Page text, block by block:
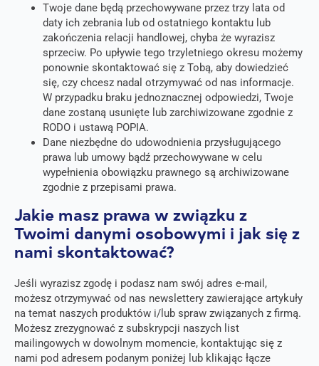
Twoje dane będą przechowywane przez trzy lata od
daty ich zebrania lub od ostatniego kontaktu lub
zakończenia relacji handlowej, chyba że wyrazisz
sprzeciw. Po upływie tego trzyletniego okresu możemy
ponownie skontaktować się z Tobą, aby dowiedzieć
się, czy chcesz nadal otrzymywać od nas informacje.
W przypadku braku jednoznacznej odpowiedzi, Twoje
dane zostaną usunięte lub zarchiwizowane zgodnie z
RODO i ustawą POPIA.
Dane niezbędne do udowodnienia przysługującego
prawa lub umowy bądź przechowywane w celu
wypełnienia obowiązku prawnego są archiwizowane
zgodnie z przepisami prawa.
Jakie masz prawa w związku z
Twoimi danymi osobowymi i jak się z
nami skontaktować?
Jeśli wyrazisz zgodę i podasz nam swój adres e-mail,
możesz otrzymywać od nas newslettery zawierające artykuły
na temat naszych produktów i/lub spraw związanych z firmą.
Możesz zrezygnować z subskrypcji naszych list
mailingowych w dowolnym momencie, kontaktując się z
nami pod adresem podanym poniżej lub klikając łącze